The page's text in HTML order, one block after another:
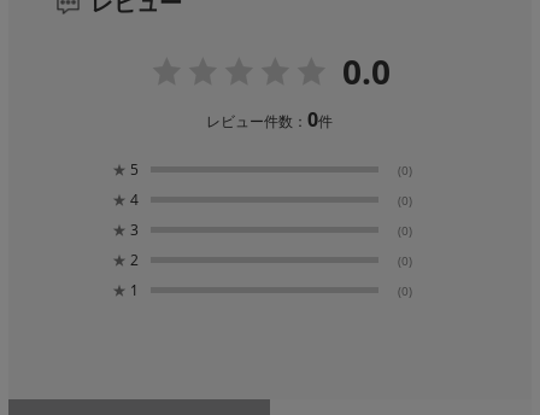
0.0
レビュー件数：0件
★ 5 (0)
★ 4 (0)
★ 3 (0)
★ 2 (0)
★ 1 (0)